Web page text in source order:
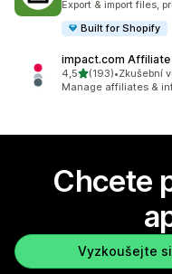
Export & import files,
Built for Shopify
impact.com Affiliate
4,5z 5 hvězd
(193)
Celkový počet
•Zkušební
Manage affiliates &
Chcete
Vyzkoušejte